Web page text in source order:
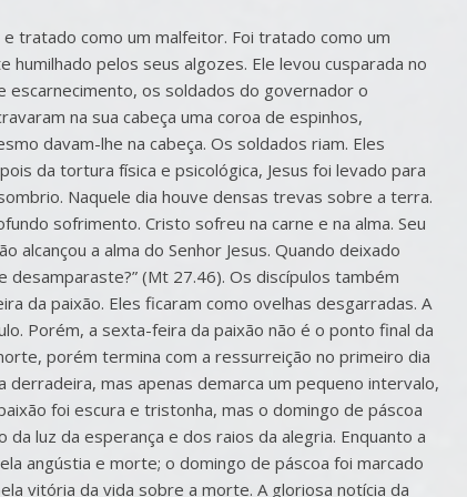
tratado como um malfeitor. Foi tratado como um
pelos seus algozes. Ele levou cusparada no
os soldados do governador o
na sua cabeça uma coroa de espinhos,
davam-lhe na cabeça. Os soldados riam. Eles
da tortura física e psicológica, Jesus foi levado para
Naquele dia houve densas trevas sobre a terra.
sofrimento. Cristo sofreu na carne e na alma. Seu
alcançou a alma do Senhor Jesus. Quando deixado
desamparaste?” (Mt 27.46). Os discípulos também
da paixão. Eles ficaram como ovelhas desgarradas. A
Porém, a sexta-feira da paixão não é o ponto final da
porém termina com a ressurreição no primeiro dia
derradeira, mas apenas demarca um pequeno intervalo,
foi escura e tristonha, mas o domingo de páscoa
luz da esperança e dos raios da alegria. Enquanto a
angústia e morte; o domingo de páscoa foi marcado
vitória da vida sobre a morte. A gloriosa notícia da